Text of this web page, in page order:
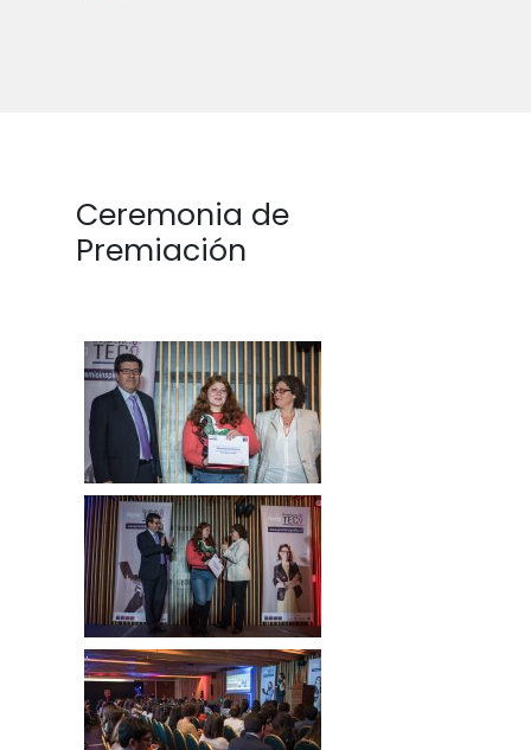
Ceremonia de
Premiación